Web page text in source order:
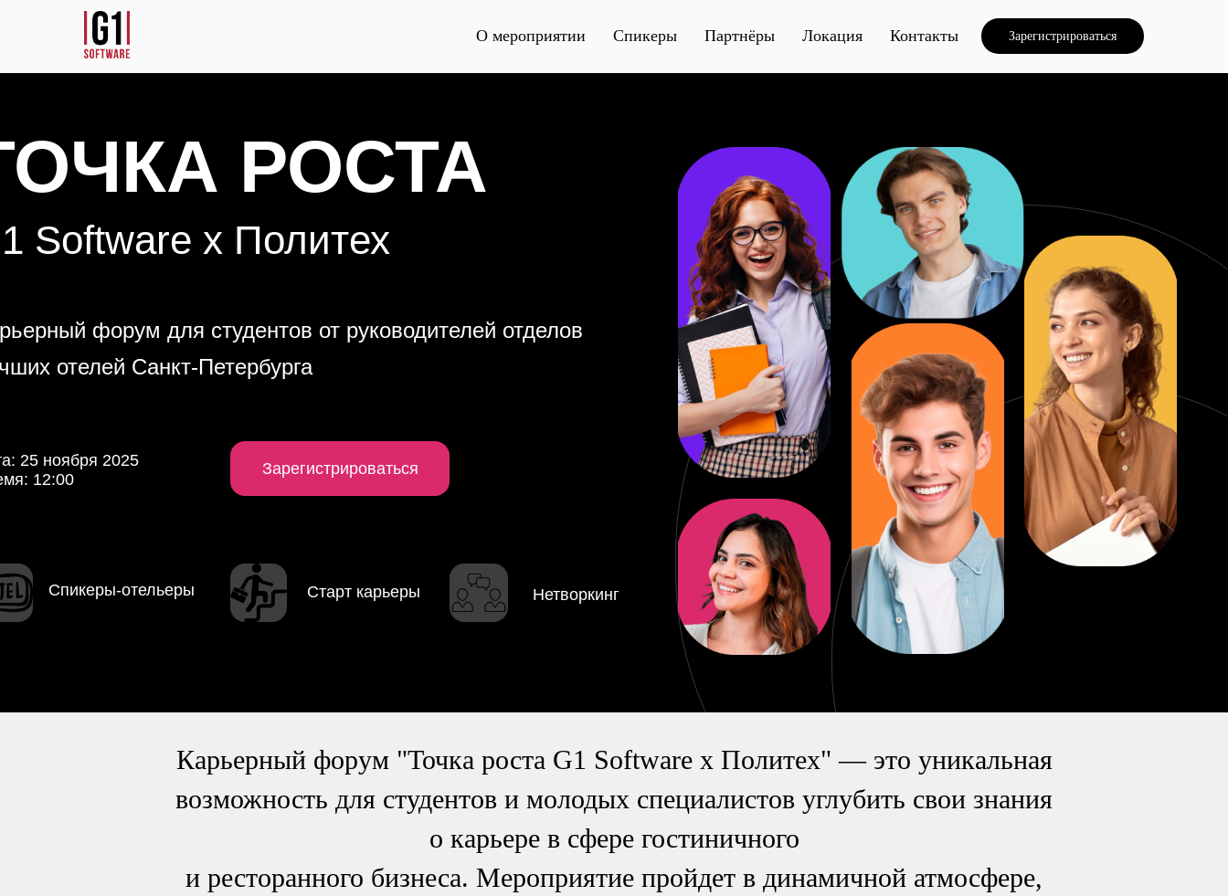
О мероприятии Спикеры Партнёры Локация Контакты Зарегистрироваться
Спикеры-отельеры Старт карьеры Нетворкинг
форум для студентов от руководителей отделов
отелей Санкт-Петербурга
РОСТА
25 ноября 2025
12:00
Зарегистрироваться
Software х Политех
Карьерный форум "Точка роста G1 Software х Политех" — это уникальная
возможность для студентов и молодых специалистов углубить свои знания
о карьере в сфере гостиничного
и ресторанного бизнеса. Мероприятие пройдет в динамичной атмосфере,